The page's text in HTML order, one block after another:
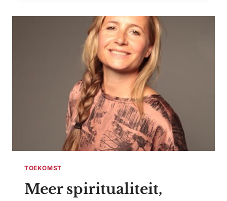
2040:
HOOP
GELIJKE
RECHTEN
VANZELFSPREKEND
ZIJN”
TOEKOMST
Meer spiritualiteit,